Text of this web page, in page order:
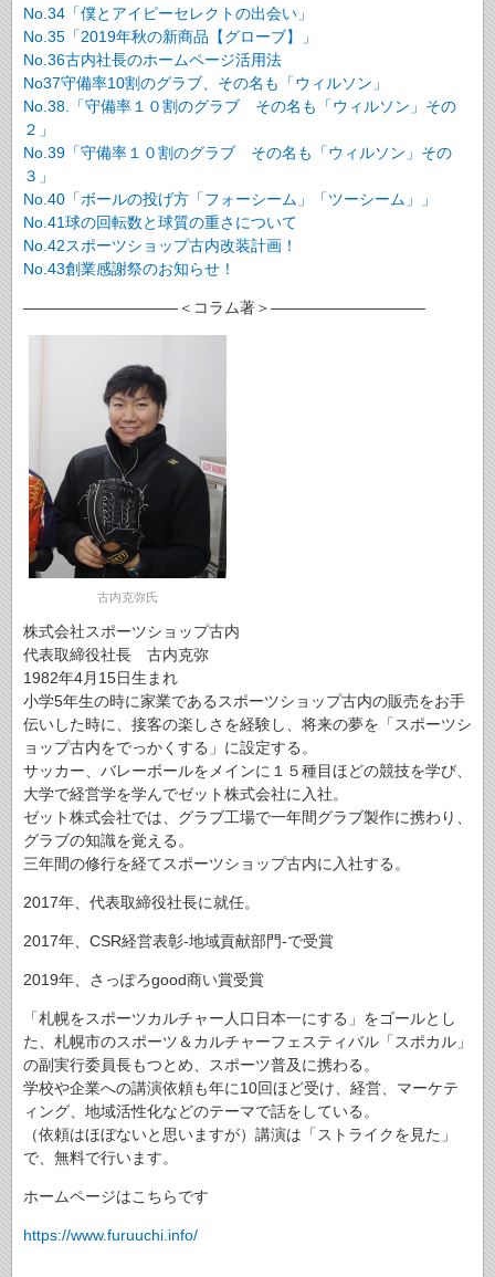
No.34「僕とアイピーセレクトの出会い」
No.35「2019年秋の新商品【グローブ】」
No.36古内社長のホームページ活用法
No37守備率10割のグラブ、その名も「ウィルソン」
No.38.「守備率１０割のグラブ その名も「ウィルソン」その
２」
No.39「守備率１０割のグラブ その名も「ウィルソン」その
３」
No.40「ボールの投げ方「フォーシーム」「ツーシーム」」
No.41球の回転数と球質の重さについて
No.42スポーツショップ古内改装計画！
No.43創業感謝祭のお知らせ！
――――――――――＜コラム著＞――――――――――
古内克弥氏
株式会社スポーツショップ古内
代表取締役社長 古内克弥
1982年4月15日生まれ
小学5年生の時に家業であるスポーツショップ古内の販売をお手
伝いした時に、接客の楽しさを経験し、将来の夢を「スポーツシ
ョップ古内をでっかくする」に設定する。
サッカー、バレーボールをメインに１５種目ほどの競技を学び、
大学で経営学を学んでゼット株式会社に入社。
ゼット株式会社では、グラブ工場で一年間グラブ製作に携わり、
グラブの知識を覚える。
三年間の修行を経てスポーツショップ古内に入社する。
2017年、代表取締役社長に就任。
2017年、CSR経営表彰-地域貢献部門-で受賞
2019年、さっぽろgood商い賞受賞
「札幌をスポーツカルチャー人口日本一にする」をゴールとし
た、札幌市のスポーツ＆カルチャーフェスティバル「スポカル」
の副実行委員長もつとめ、スポーツ普及に携わる。
学校や企業への講演依頼も年に10回ほど受け、経営、マーケテ
ィング、地域活性化などのテーマで話をしている。
（依頼はほぼないと思いますが）講演は「ストライクを見た」
で、無料で行います。
ホームページはこちらです
https://www.furuuchi.info/